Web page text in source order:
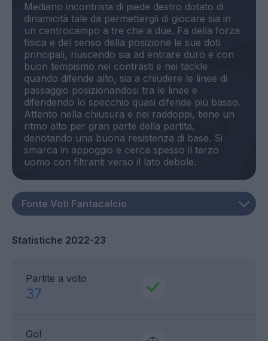
Mediano incontrista di piede destro dotato di
dinamicità tale da permettergli di giocare sia in
un centrocampo a tre che a due. Fa della forza
fisica e del senso della posizione le sue doti
principali, riuscendo sia ad entrare duro e con
buon tempismo nei contrasti e nei tackle
quando difende alto, sia a chiudere le linee di
passaggio posizionandosi tra le linee e
difendendo lo specchio quasi difende più basso.
Attento nella chiusura e nei raddoppi, tiene un
ritmo alto per gran parte della partita,
denotando una buona resistenza di base. Si
smarca in appoggio e cerca spesso il terzo
Statistiche 2022-23
Partite a voto
37
Gol